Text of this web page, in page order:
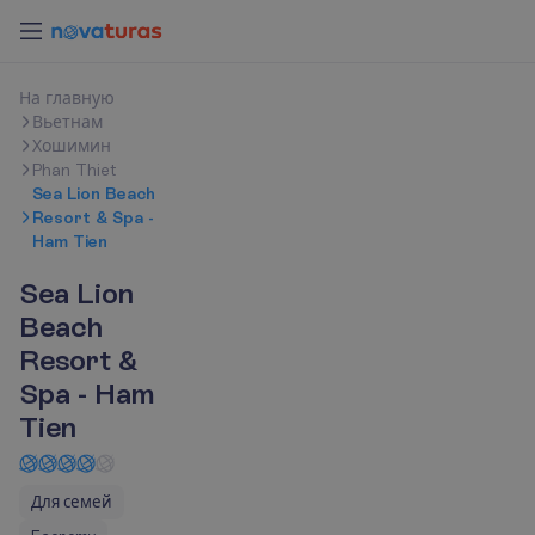
На главную
Вьетнам
Хошимин
Phan Thiet
Sea Lion Beach
Resort & Spa -
Ham Tien
Sea Lion
Beach
Resort &
Spa - Ham
Tien
Для семей